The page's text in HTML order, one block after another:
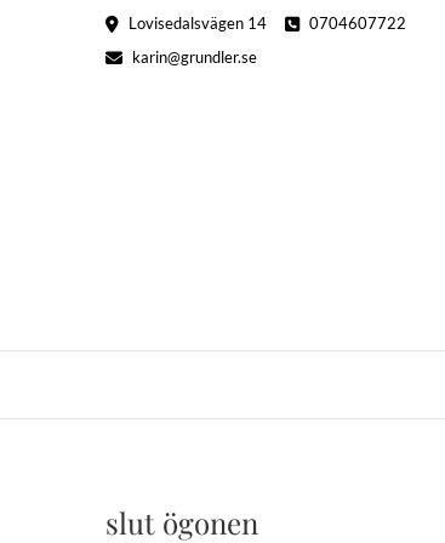
Lovisedalsvägen 14
0704607722
karin@grundler.se
slut ögonen